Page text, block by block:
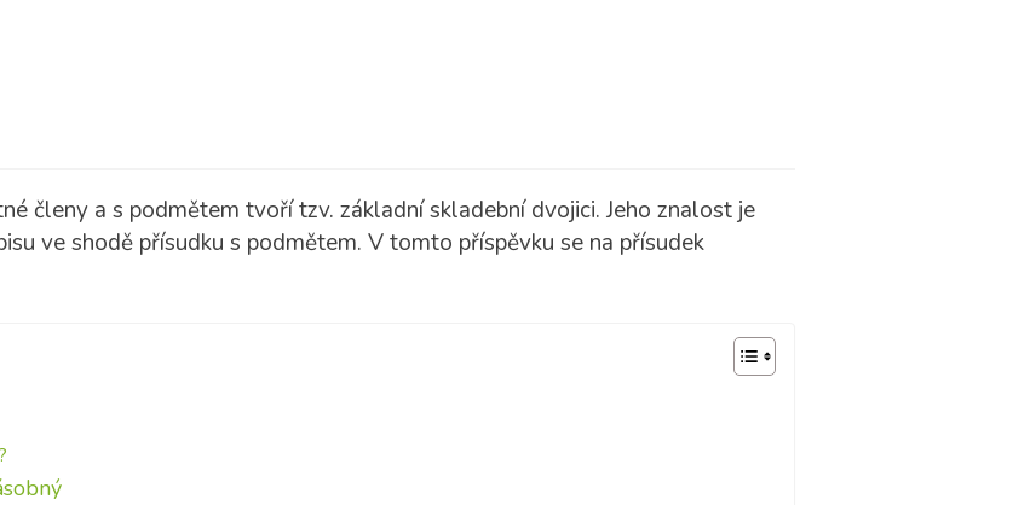
členy a s podmětem tvoří tzv. základní skladební dvojici. Jeho znalost je
ve shodě přísudku s podmětem. V tomto příspěvku se na přísudek